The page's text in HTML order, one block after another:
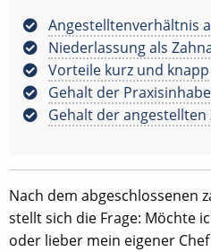
Angestelltenverhältnis
Niederlassung als
Vorteile kurz und knapp
Gehalt der
Gehalt der angestellten
Nach dem abgeschlossenen
stellt sich die Frage: Möchte
oder lieber mein eigener